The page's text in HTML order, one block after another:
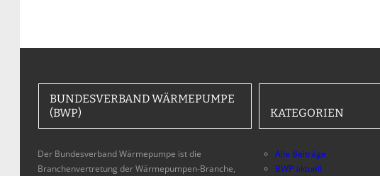
BUNDESVERBAND WÄRMEPUMPE
(BWP)
Der Bundesverband Wärmepumpe ist die
Branchenvertretung der Wärmepumpen-Branche,
KATEGORIEN
Alle Beiträge
BWP aktuell